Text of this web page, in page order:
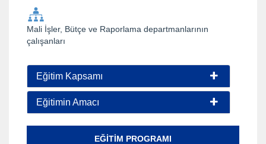
Mali İşler, Bütçe ve Raporlama departmanlarının
çalışanları
Eğitim Kapsamı
Eğitimin Amacı
EĞITIM PROGRAMI